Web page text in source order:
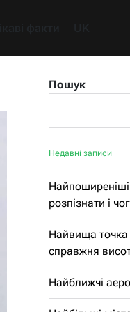
Пошук
Недавні записи
Найпоширеніші
розпізнати і
Найвища точка
справжня
Найближчі